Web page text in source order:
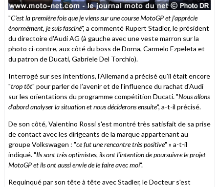
"C’est la première fois que je viens sur une course MotoGP et j’apprécie
énormément, je suis fasciné", a commenté Rupert Stadler, le président
du directoire d'Audi AG (à gauche avec une veste marron sur la
photo ci-contre, aux côté du boss de Dorna, Carmelo Ezpeleta et
du patron de Ducati, Gabriele Del Torchio).
Interrogé sur ses intentions, l'Allemand a précisé qu'il était encore
"trop tôt" pour parler de l’avenir et de l'influence du rachat d'Audi
sur les orientations du programme compétition Ducati. "Nous allons
d’abord analyser la situation et nous déciderons ensuite", a-t-il précisé.
De son côté, Valentino Rossi s'est montré très satisfait de sa prise
de contact avec les dirigeants de la marque appartenant au
groupe Volkswagen : "ce fut une rencontre très positive" » a-t-il
indiqué. "Ils sont très optimistes, ils ont l’intention de poursuivre le projet
MotoGP et ils ont aussi envie de le faire avec moi".
Requinqué par son tête à tête avec Stadler, le Docteur s'est